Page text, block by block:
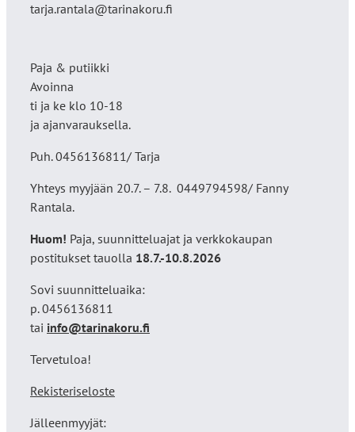
tarja.rantala@tarinakoru.fi
Paja & putiikki
Avoinna
ti ja ke klo 10-18
ja ajanvarauksella.
Puh. 0456136811/ Tarja
Yhteys myyjään 20.7. – 7.8. 0449794598/ Fanny
Rantala.
Huom! Paja, suunnitteluajat ja verkkokaupan
postitukset tauolla 18.7.-10.8.2026
Sovi suunnitteluaika:
p. 0456136811
tai info@tarinakoru.fi
Tervetuloa!
Rekisteriseloste
Jälleenmyyjät: